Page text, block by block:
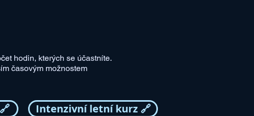
hodin, kterých se účastníte.
časovým možnostem
Intenzivní letní kurz 🔗